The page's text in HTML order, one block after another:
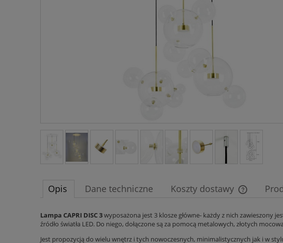
Opis Dane techniczne Koszty dostawy
Cena nie
płatności
Lampa CAPRI DISC 3wyposażona jest 3 klosze główne- każdy z nich zawieszony
źródło światła LED. Do niego, dołączone są za pomocą metalowych, złotych
Jest propozycją do wielu wnętrz i tych nowoczesnych, minimalistycznych jak i w